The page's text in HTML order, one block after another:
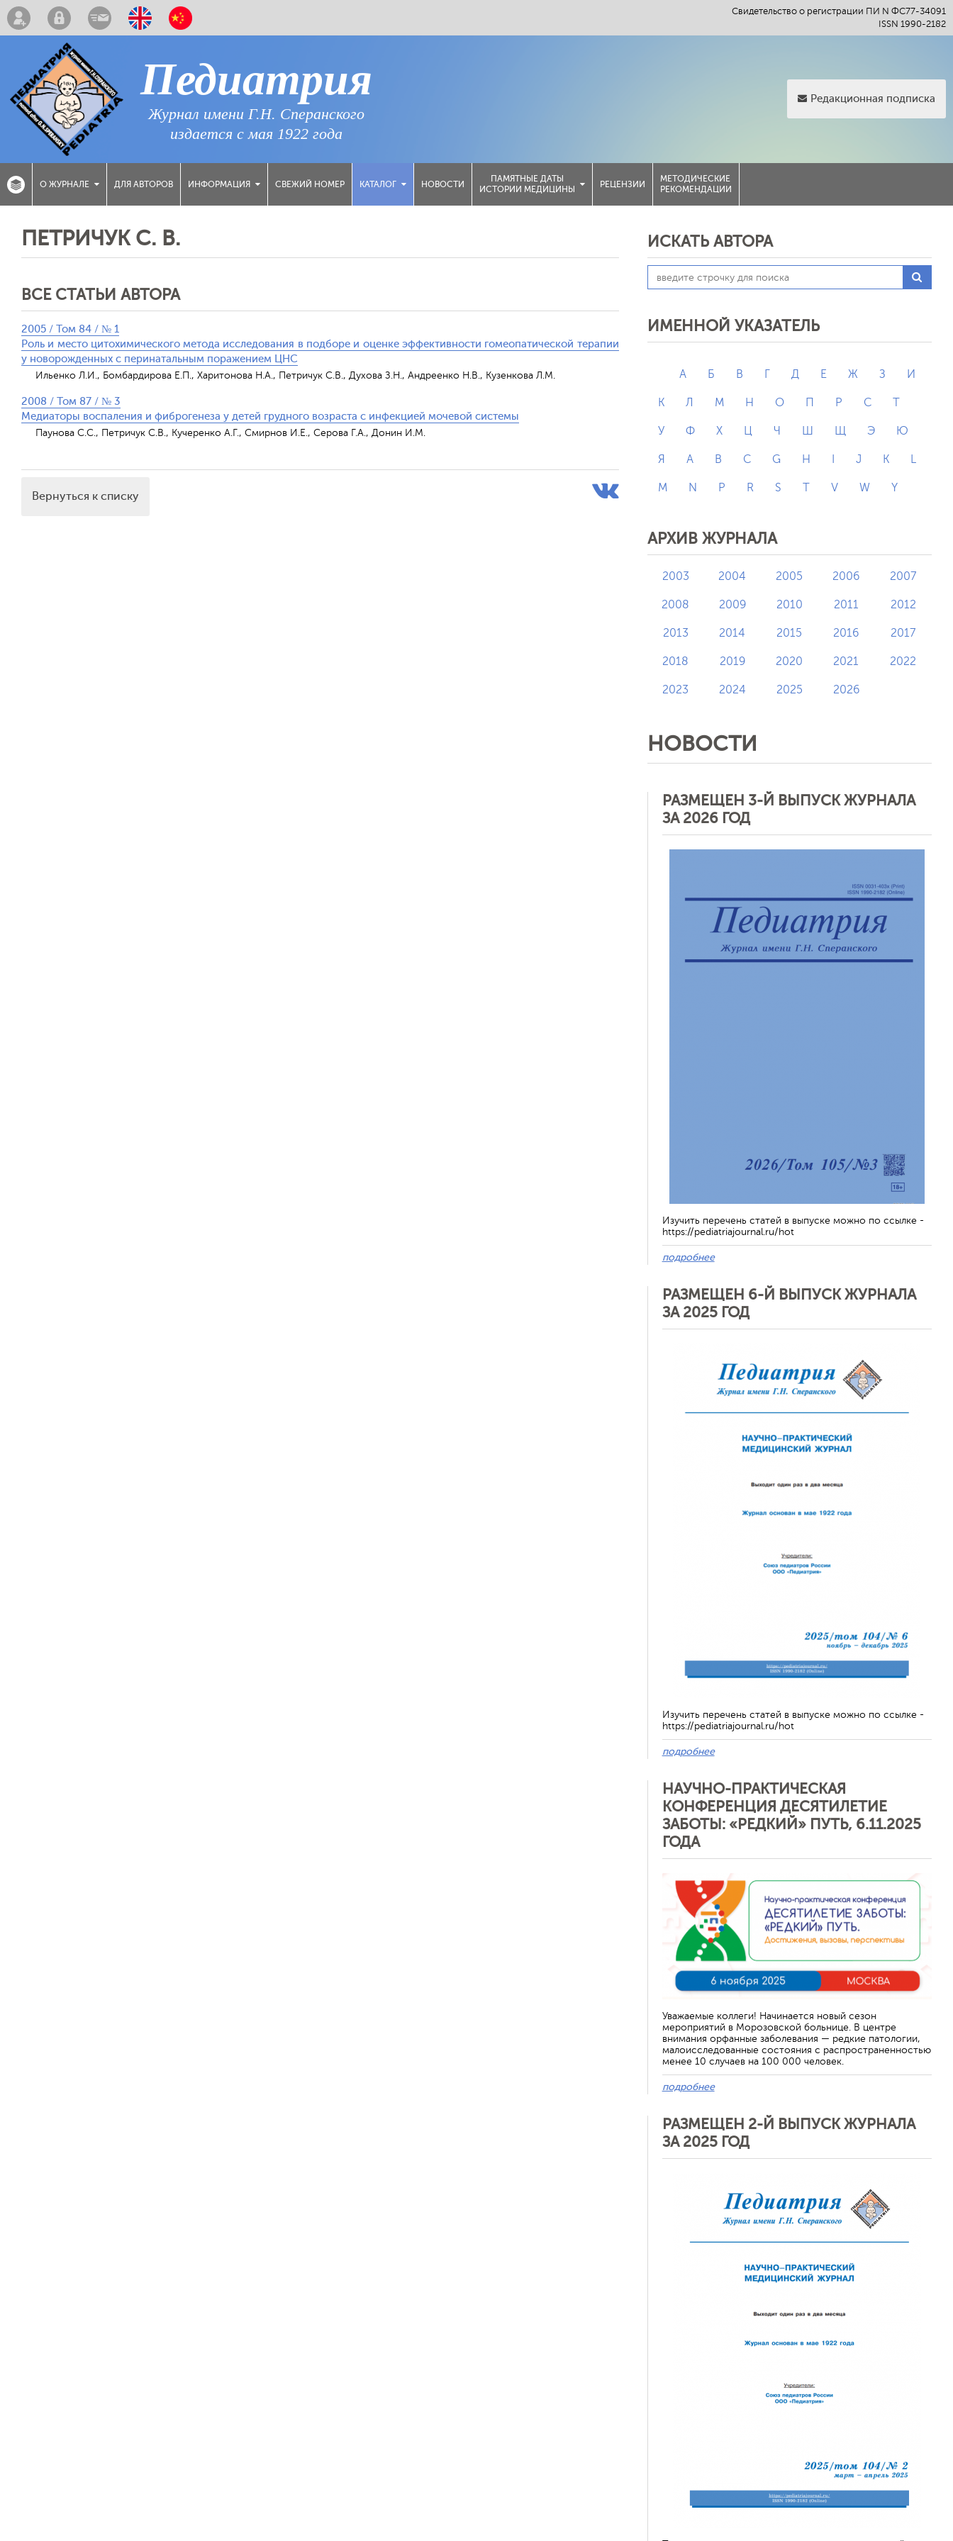
Свидетельство о регистрации ПИ N ФС77-34091
ISSN 1990-2182
Педиатрия
Журнал имени Г.Н. Сперанского
издается с мая 1922 года
Редакционная подписка
О ЖУРНАЛЕ ДЛЯ АВТОРОВ ИНФОРМАЦИЯ СВЕЖИЙ НОМЕР КАТАЛОГ НОВОСТИ
ПАМЯТНЫЕ ДАТЫ
ИСТОРИИ МЕДИЦИНЫ
РЕЦЕНЗИИ
МЕТОДИЧЕСКИЕ
РЕКОМЕНДАЦИИ
ПЕТРИЧУК С. В.
ВСЕ СТАТЬИ АВТОРА
2005 / Том 84 / № 1
Роль и место цитохимического метода исследования в подборе и оценке эффективности гомеопатической терапии
у новорожденных с перинатальным поражением ЦНС
Ильенко Л.И., Бомбардирова Е.П., Харитонова Н.А., Петричук С.В., Духова З.Н., Андреенко Н.В., Кузенкова Л.М.
2008 / Том 87 / № 3
Медиаторы воспаления и фиброгенеза у детей грудного возраста с инфекцией мочевой системы
Паунова С.С., Петричук С.В., Кучеренко А.Г., Смирнов И.Е., Серова Г.А., Донин И.М.
Вернуться к списку
ИСКАТЬ АВТОРА
ИМЕННОЙ УКАЗАТЕЛЬ
А Б В Г Д Е Ж З И
К Л М Н О П Р С Т
У Ф Х Ц Ч Ш Щ Э Ю
Я A B C G H J K L
M N P R S T V W Y
АРХИВ ЖУРНАЛА
2003 2004 2005 2006 2007
2008 2009 2010 2011 2012
2013 2014 2015 2016 2017
2018 2019 2020 2021 2022
2023 2024 2025 2026
НОВОСТИ
РАЗМЕЩЕН 3-Й ВЫПУСК ЖУРНАЛА
ЗА 2026 ГОД
Изучить перечень статей в выпуске можно по ссылке -
https://pediatriajournal.ru/hot
подробнее
РАЗМЕЩЕН 6-Й ВЫПУСК ЖУРНАЛА
ЗА 2025 ГОД
Изучить перечень статей в выпуске можно по ссылке -
https://pediatriajournal.ru/hot
подробнее
НАУЧНО-ПРАКТИЧЕСКАЯ
КОНФЕРЕНЦИЯ ДЕСЯТИЛЕТИЕ
ЗАБОТЫ: «РЕДКИЙ» ПУТЬ, 6.11.2025
ГОДА
Уважаемые коллеги! Начинается новый сезон
мероприятий в Морозовской больнице. В центре
внимания орфанные заболевания — редкие патологии,
малоисследованные состояния с распространенностью
менее 10 случаев на 100 000 человек.
подробнее
РАЗМЕЩЕН 2-Й ВЫПУСК ЖУРНАЛА
ЗА 2025 ГОД
Отменить